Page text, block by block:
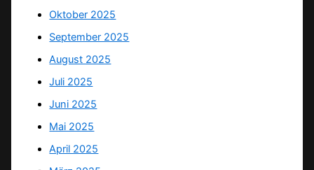
Oktober 2025
September 2025
August 2025
Juli 2025
Juni 2025
Mai 2025
April 2025